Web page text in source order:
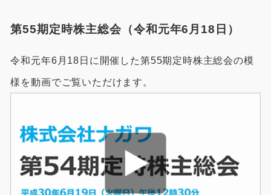
第55期定時株主総会（令和元年6月18日）
令和元年6月18日に開催した第55期定時株主総会の模
様を動画でご覧いただけます。